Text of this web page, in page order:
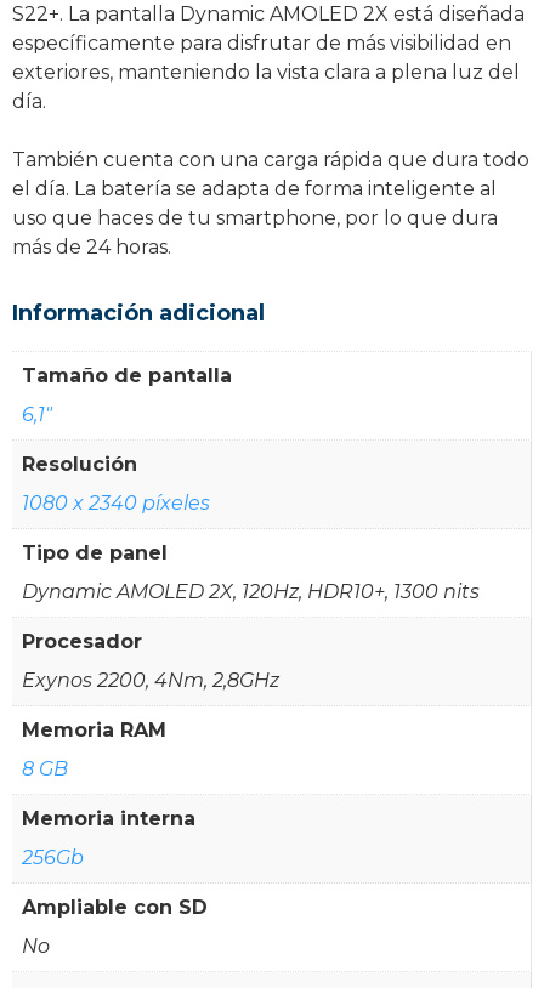
S22+. La pantalla Dynamic AMOLED 2X está diseñada
específicamente para disfrutar de más visibilidad en
exteriores, manteniendo la vista clara a plena luz del
día.
También cuenta con una carga rápida que dura todo
el día. La batería se adapta de forma inteligente al
uso que haces de tu smartphone, por lo que dura
más de 24 horas.
Información adicional
Tamaño de pantalla
6,1"
Resolución
1080 x 2340 píxeles
Tipo de panel
Dynamic AMOLED 2X, 120Hz, HDR10+, 1300 nits
Procesador
Exynos 2200, 4Nm, 2,8GHz
Memoria RAM
8 GB
Memoria interna
256Gb
Ampliable con SD
No